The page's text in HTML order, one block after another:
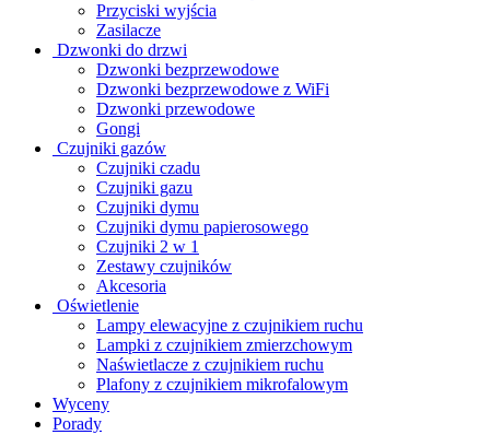
Przyciski wyjścia
Zasilacze
Dzwonki do drzwi
Dzwonki bezprzewodowe
Dzwonki bezprzewodowe z WiFi
Dzwonki przewodowe
Gongi
Czujniki gazów
Czujniki czadu
Czujniki gazu
Czujniki dymu
Czujniki dymu papierosowego
Czujniki 2 w 1
Zestawy czujników
Akcesoria
Oświetlenie
Lampy elewacyjne z czujnikiem ruchu
Lampki z czujnikiem zmierzchowym
Naświetlacze z czujnikiem ruchu
Plafony z czujnikiem mikrofalowym
Wyceny
Porady